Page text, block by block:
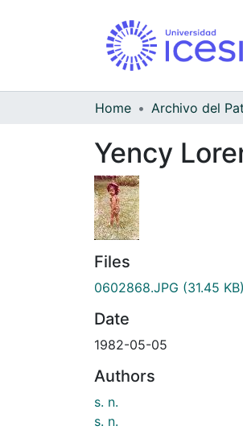
Home
Yency
Files
0602868.JPG (31.45 KB)
Date
1982-05-05
Authors
s. n.
s. n.